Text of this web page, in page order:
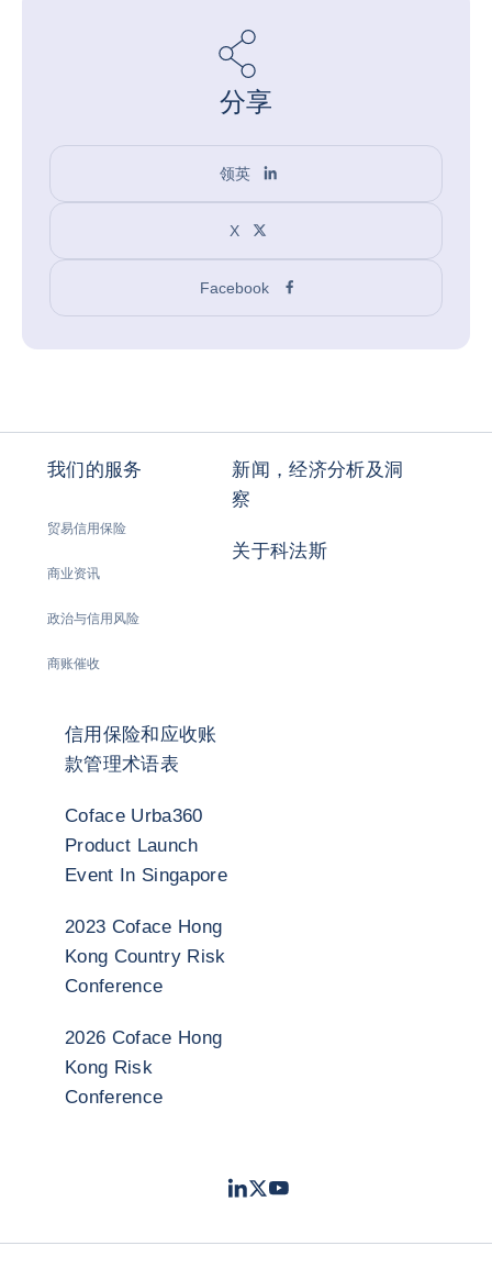
分享
领英
X
Facebook
我们的服务
贸易信用保险
商业资讯
政治与信用风险
商账催收
新闻，经济分析及洞
察
关于科法斯
信用保险和应收账
款管理术语表
Coface Urba360
Product Launch
Event In Singapore
2023 Coface Hong
Kong Country Risk
Conference
2026 Coface Hong
Kong Risk
Conference
LinkedIn
TwitterYoutube